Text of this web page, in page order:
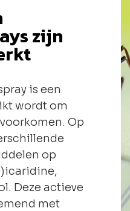
zijn
is een
wordt om
Op
op
Deze actieve
met